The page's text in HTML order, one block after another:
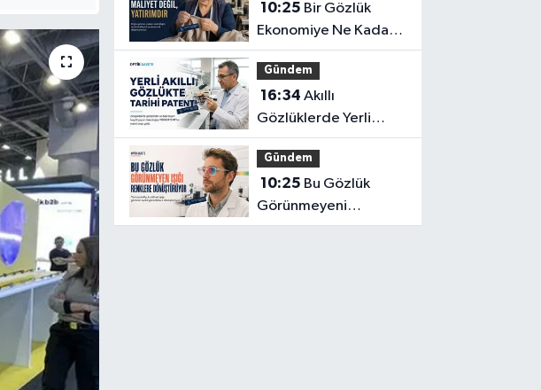
10:25
Ekonomiye Ne Kadar
Katkı Sağlayabilir?
Gündem
16:34 Akıllı
Gözlüklerde Yerli
İnovasyon: Depresyon
Teşhis Eden Gözlüğe
Türkpatent Onayı
Gündem
10:25
Görünmeyeni
Görüntüye